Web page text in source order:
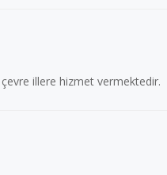
illere hizmet vermektedir.